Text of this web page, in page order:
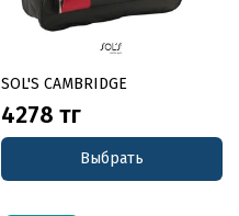
SOL'S CAMBRIDGE
4278 тг
Выбрать